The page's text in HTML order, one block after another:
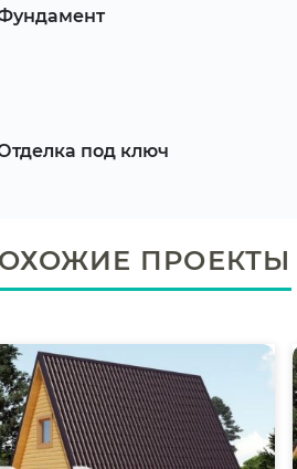
под ключ
ПРОЕКТЫ